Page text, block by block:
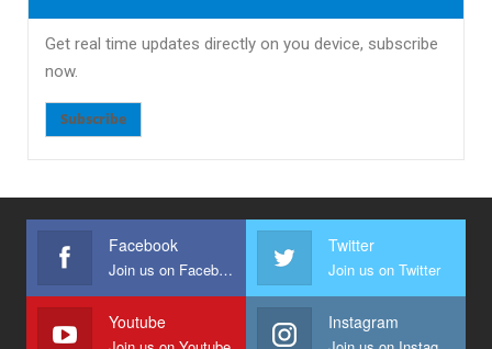
Get real time updates directly on you device, subscribe
now.
Subscribe
Facebook
Join us on Facebook
Twitter
Join us on Twitter
Youtube Instagram